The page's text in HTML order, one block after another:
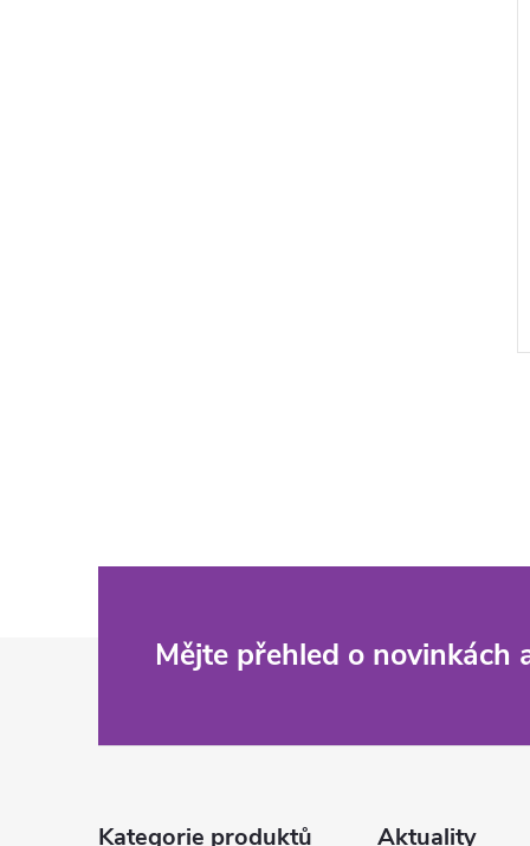
Mějte přehled o novinkách
Kategorie produktů Aktuality